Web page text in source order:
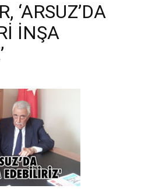
‘ARSUZ’DA
İNŞA